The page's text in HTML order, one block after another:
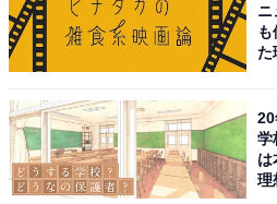
人気芸人の大悟が見せる、
ィ
そんな栄誉ある賞を受賞してい
い意味で“ゆるゆる”です。ポポ
ニ
た
学
は
理